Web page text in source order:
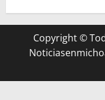
Copyright ©